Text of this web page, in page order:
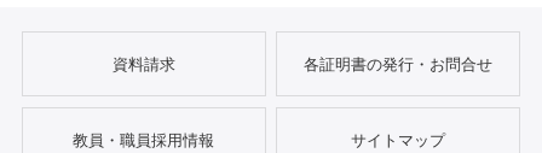
資料請求 各証明書の発行・お問合せ
教員・職員採用情報 サイトマップ